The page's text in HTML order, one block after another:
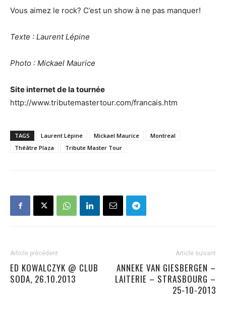
Vous aimez le rock? C’est un show à ne pas manquer!
Texte : Laurent Lépine
Photo : Mickael Maurice
Site internet de la tournée
http://www.tributemastertour.com/francais.htm
TAGS Laurent Lépine Mickael Maurice
Montreal
Théâtre Plaza
Tribute Master Tour
Article précédent
ED KOWALCZYK @ CLUB
SODA, 26.10.2013
Article suivant
ANNEKE VAN GIESBERGEN –
LAITERIE – STRASBOURG –
25-10-2013